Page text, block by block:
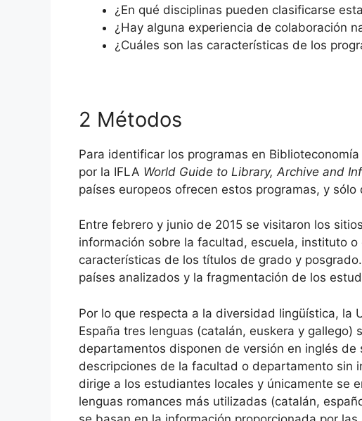
¿En qué disciplinas pueden clasificarse
¿Hay alguna experiencia de colaboración
¿Cuáles son las características de los
2 Métodos
Para identificar los programas en
por la IFLA World Guide to Library, Archive and
países europeos ofrecen estos programas, y
Entre febrero y junio de 2015 se visitaron los
información sobre la facultad, escuela, instituto
características de los títulos de grado y
países analizados y la fragmentación de los
Por lo que respecta a la diversidad lingüística, la
España tres lenguas (catalán, euskera y
departamentos disponen de versión en inglés
descripciones de la facultad o departamento sin
dirige a los estudiantes locales y únicamente se
lenguas romances más utilizadas (catalán,